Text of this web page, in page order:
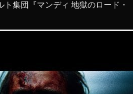
集団『マンディ 地獄のロード・